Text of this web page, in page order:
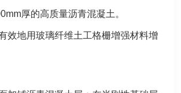
厚的高质量沥青混凝土。
效地用玻璃纤维土工格栅增强材料增